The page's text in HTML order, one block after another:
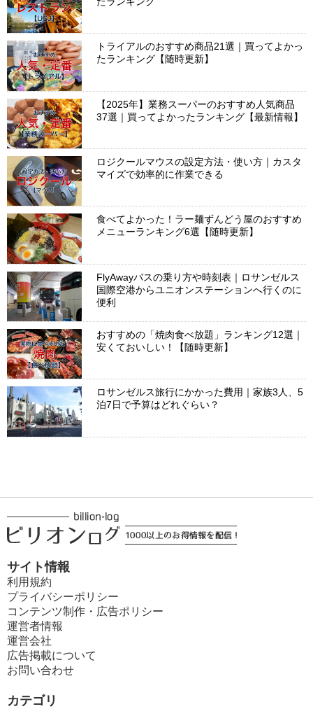
トライアルのおすすめ商品21選｜買ってよかっ
たランキング【随時更新】
【2025年】業務スーパーのおすすめ人気商品
37選｜買ってよかったランキング【最新情報】
ロジクールマウスの設定方法・使い方｜カスタ
マイズで効率的に作業できる
食べてよかった！ラー麺ずんどう屋のおすすめ
メニューランキング6選【随時更新】
FlyAwayバスの乗り方や時刻表｜ロサンゼルス
国際空港からユニオンステーションへ行くのに
便利
おすすめの「焼肉食べ放題」ランキング12選｜
安くておいしい！【随時更新】
ロサンゼルス旅行にかかった費用｜家族3人、5
泊7日で予算はどれぐらい？
サイト情報
利用規約
プライバシーポリシー
コンテンツ制作・広告ポリシー
運営者情報
運営会社
広告掲載について
お問い合わせ
カテゴリ